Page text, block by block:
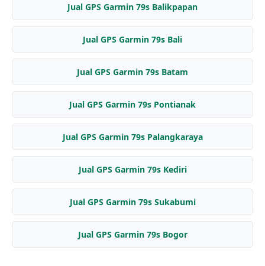
Jual GPS Garmin 79s Balikpapan
Jual GPS Garmin 79s Bali
Jual GPS Garmin 79s Batam
Jual GPS Garmin 79s Pontianak
Jual GPS Garmin 79s Palangkaraya
Jual GPS Garmin 79s Kediri
Jual GPS Garmin 79s Sukabumi
Jual GPS Garmin 79s Bogor